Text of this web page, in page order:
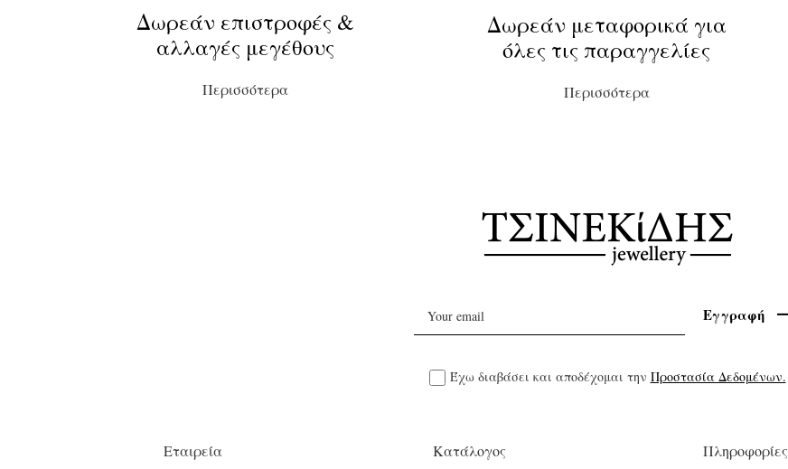
Δωρεάν επιστροφές &
αλλαγές μεγέθους
Περισσότερα
Δωρεάν μεταφορικά για
όλες τις παραγγελίες
Περισσότερα
Έχω διαβάσει και αποδέχομαι την Προστασία Δεδομένων.
Εταιρεία Κατάλογος Πληροφορίες